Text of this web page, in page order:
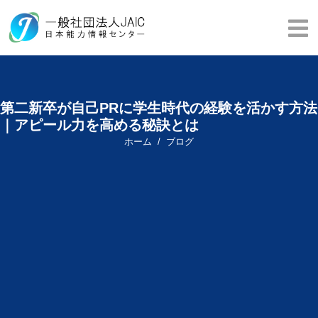
第二新卒が自己PRに学生時代の経験を活かす方法
｜アピール力を高める秘訣とは
ホーム ブログ